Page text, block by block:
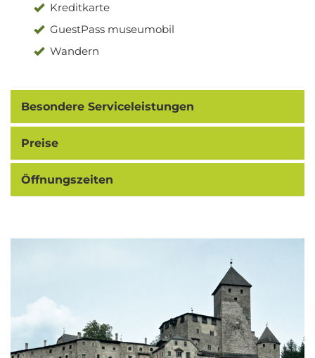
Kreditkarte
GuestPass museumobil
Wandern
Besondere Serviceleistungen
Preise
Öffnungszeiten